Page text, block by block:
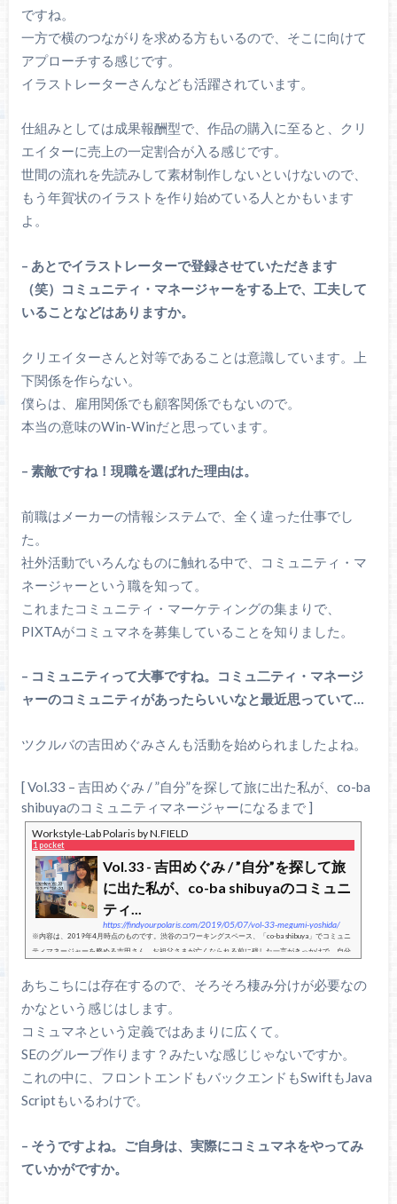
ですね。
一方で横のつながりを求める方もいるので、そこに向けて
アプローチする感じです。
イラストレーターさんなども活躍されています。
仕組みとしては成果報酬型で、作品の購入に至ると、クリ
エイターに売上の一定割合が入る感じです。
世間の流れを先読みして素材制作しないといけないので、
もう年賀状のイラストを作り始めている人とかもいます
よ。
– あとでイラストレーターで登録させていただきます
（笑）コミュニティ・マネージャーをする上で、工夫して
いることなどはありますか。
クリエイターさんと対等であることは意識しています。上
下関係を作らない。
僕らは、雇用関係でも顧客関係でもないので。
本当の意味のWin-Winだと思っています。
– 素敵ですね！現職を選ばれた理由は。
前職はメーカーの情報システムで、全く違った仕事でし
た。
社外活動でいろんなものに触れる中で、コミュニティ・マ
ネージャーという職を知って。
これまたコミュニティ・マーケティングの集まりで、
PIXTAがコミュマネを募集していることを知りました。
– コミュニティって大事ですね。コミュ二ティ・マネージ
ャーのコミュニティがあったらいいなと最近思っていて…
ツクルバの吉田めぐみさんも活動を始められましたよね。
[ Vol.33 – 吉田めぐみ / ”自分”を探して旅に出た私が、co-ba
shibuyaのコミュニティマネージャーになるまで ]
Workstyle-Lab Polaris by N.FIELD
1 pocket
Vol.33 - 吉田めぐみ / ”自分”を探して旅
に出た私が、co-ba shibuyaのコミュニ
ティ...
https://findyourpolaris.com/2019/05/07/vol-33-megumi-yoshida/
※内容は、2019年4月時点のものです。渋谷のコワーキングスペース、「co-ba shibuya」でコミュニ
ティマネージャーを務める吉田さん。お祖父さまが亡くなられる前に残した一言がきっかけで、自分
あちこちには存在するので、そろそろ棲み分けが必要なの
かなという感じはします。
コミュマネという定義ではあまりに広くて。
SEのグループ作ります？みたいな感じじゃないですか。
これの中に、フロントエンドもバックエンドもSwiftもJava
Scriptもいるわけで。
– そうですよね。ご自身は、実際にコミュマネをやってみ
ていかがですか。